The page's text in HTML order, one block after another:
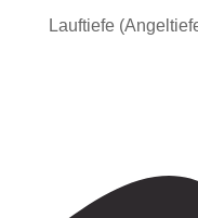
Lauftiefe